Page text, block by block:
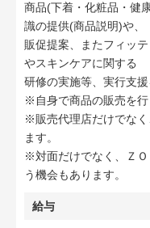
商品(下着・化粧品・健
識の提供(商品説明)や、
販促提案、またフィッ
やスキンケアに関する
研修の実施等、実行支
※自身で商品の販売を行
※販売代理店だけでな
ます。
※対面だけでなく、Ｚ
う機会もあります。
給与